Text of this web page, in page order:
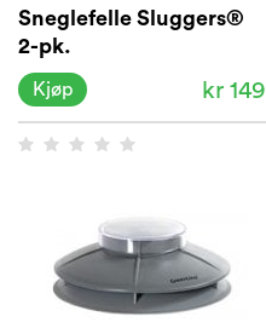
Sneglefelle Sluggers®
2-pk.
kr 149
Kjøp